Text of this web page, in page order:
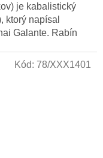
je kabalistický
ktorý napísal
Galante. Rabín
Kód: 78/XXX1401